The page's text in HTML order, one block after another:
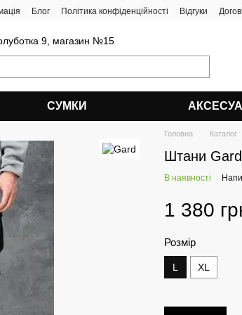
Блог Політика конфіденційності Відгуки
9, магазин №15
СУМКИ
Головна Каталог
Штани
В наявності
1 380
Розмір
L XL